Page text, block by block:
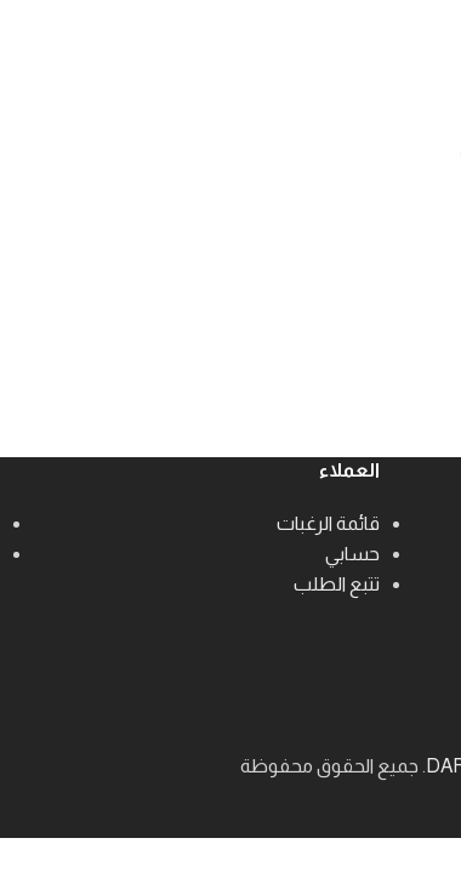
العملاء
قائمة الرغبات
حسابي
تتبع الطلب
. جميع الحقوق محفوظة